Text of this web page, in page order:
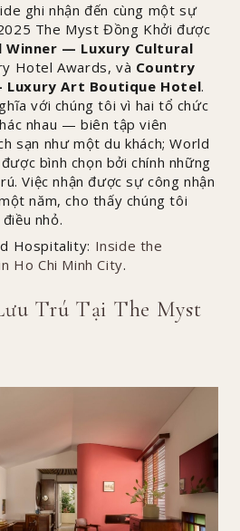
ghi nhận đến cùng một sự
The Myst Đồng Khởi được
Winner — Luxury Cultural
Hotel Awards, và Country
Luxury Art Boutique Hotel.
với chúng tôi vì hai tổ chức
nhau — biên tập viên
sạn như một du khách; World
bình chọn bởi chính những
Việc nhận được sự công nhận
năm, cho thấy chúng tôi
nhỏ.
Hospitality: Inside the
Ho Chi Minh City.
Trú Tại The Myst